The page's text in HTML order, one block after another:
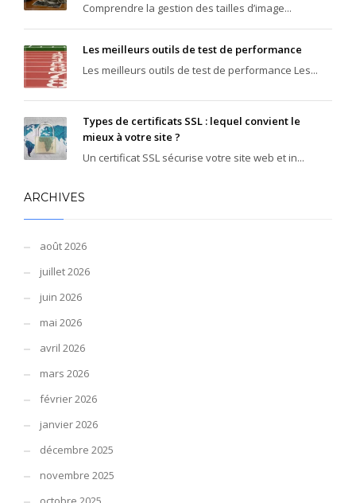
Comprendre la gestion des tailles d’image...
Les meilleurs outils de test de performance
Les meilleurs outils de test de performance Les...
Types de certificats SSL : lequel convient le
mieux à votre site ?
Un certificat SSL sécurise votre site web et in...
ARCHIVES
août 2026
juillet 2026
juin 2026
mai 2026
avril 2026
mars 2026
février 2026
janvier 2026
décembre 2025
novembre 2025